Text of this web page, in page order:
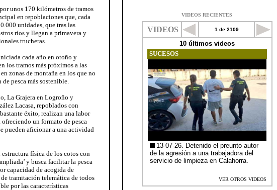
unos 170 kilómetros de tramos
en repoblaciones que, cada
unidades, que tras las
ríos y llegan a primavera y
trucheras.
cada año en otoño y
los tramos más próximos a las
zonas de montaña en los que no
pesca más sostenible.
La Grajera en Logroño y
Lacasa, repoblados con
éxito, realizan una labor
un formato de pesca
pueden aficionar a una actividad
física de los cotos con
y busca facilitar la pesca
capacidad de acogida de
tramitación telemática de todos
por las características
VIDEOS RECIENTES